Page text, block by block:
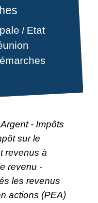
/ Etat
Argent - Impôts
sur le
revenus à
revenu -
les revenus
actions (PEA)